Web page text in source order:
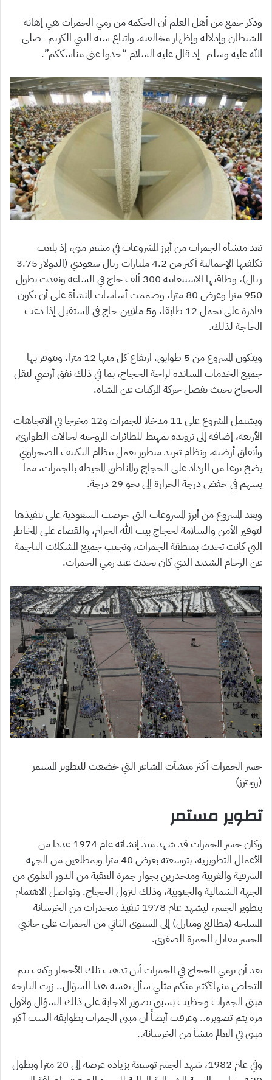
وذكر جمع من أهل العلم أن الحكمة من رمي الجمرات هي إهانة
الشيطان وإذلاله وإظهار مخالفته، واتباع سنة النبي الكريم -صلى
الله عليه وسلم- إذ قال عليه السلام “خذوا عني مناسككم”.
تعد منشأة الجمرات من أبرز المشروعات في مشعر منى، إذ بلغت
تكلفتها الإجمالية أكثر من 4.2 مليارات ريال سعودي (الدولار 3.75
ريال)، وطاقتها الاستيعابية 300 ألف حاج في الساعة ونفذت بطول
950 مترا وعرض 80 مترا، وصممت أساسات المنشأة على أن تكون
قادرة على تحمل 12 طابقا، و5 ملايين حاج في المستقبل إذا دعت
الحاجة لذلك.
ويتكون المشروع من 5 طوابق، ارتفاع كل منها 12 مترا، وتتوفر بها
جميع الخدمات المساندة لراحة الحجاج، بما في ذلك نفق أرضي لنقل
الحجاج بحيث يفصل حركة المركبات عن المشاة.
ويشتمل المشروع على 11 مدخلا للجمرات و12 مخرجا في الاتجاهات
الأربعة، إضافة إلى تزويده بمهبط للطائرات المروحية لحالات الطوارئ،
وأنفاق أرضية، ونظام تبريد متطور يعمل بنظام التكييف الصحراوي
يضخ نوعا من الرذاذ على الحجاج والمناطق المحيطة بالجمرات، مما
يسهم في خفض درجة الحرارة إلى نحو 29 درجة.
ويعد المشروع من أبرز المشروعات التي حرصت السعودية على تنفيذها
لتوفير الأمن والسلامة لحجاج بيت الله الحرام، والقضاء على المخاطر
التي كانت تحدث بمنطقة الجمرات، وتجنب جميع المشكلات الناجمة
عن الزحام الشديد الذي كان يحدث عند رمي الجمرات.
جسر الجمرات أكثر منشآت المشاعر التي خضعت للتطوير المستمر
(رويترز)
تطوير مستمر
وكان جسر الجمرات قد شهد منذ إنشائه عام 1974 عددا من
الأعمال التطويرية، بتوسعته بعرض 40 مترا وبمطلعين من الجهة
الشرقية والغربية ومنحدرين بجوار جمرة العقبة من الدور العلوي من
الجهة الشمالية والجنوبية، وذلك لنزول الحجاج. وتواصل الاهتمام
بتطوير الجسر، ليشهد عام 1978 تنفيذ منحدرات من الخرسانة
المسلحة (مطالع ومنازل) إلى المستوى الثاني من الجمرات على جانبي
الجسر مقابل الجمرة الصغرى.
بعد أن يرمي الحجاج في الجمرات أين تذهب تلك الأحجار وكيف يتم
التخلص منها؟كثير منكم مثلي سأل نفسه هذا السؤال.. زرت البارحة
مبنى الجمرات وحظيت بسبق تصوير الاجابة على ذلك السؤال ولأول
مرة يتم تصويره.. وعرفت أيضاً أن مبنى الجمرات بطوابقه الست أكبر
مبنى في العالم منشأ من الخرسانة..
وفي عام 1982، شهد الجسر توسعة بزيادة عرضه إلى 20 مترا وبطول